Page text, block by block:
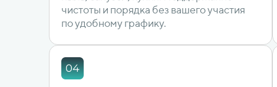
чистоты и порядка без вашего участия
по удобному графику.